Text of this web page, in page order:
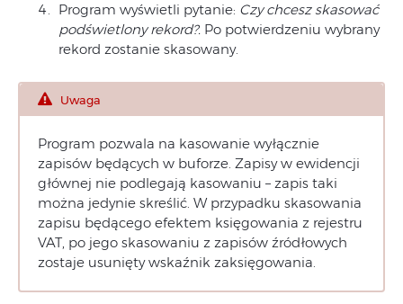
Program wyświetli pytanie: Czy chcesz skasować
podświetlony rekord?. Po potwierdzeniu wybrany
rekord zostanie skasowany.
Uwaga
Program pozwala na kasowanie wyłącznie
zapisów będących w buforze. Zapisy w ewidencji
głównej nie podlegają kasowaniu – zapis taki
można jedynie skreślić. W przypadku skasowania
zapisu będącego efektem księgowania z rejestru
VAT, po jego skasowaniu z zapisów źródłowych
zostaje usunięty wskaźnik zaksięgowania.